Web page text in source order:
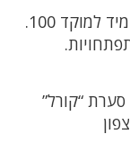
100.
“קורל”